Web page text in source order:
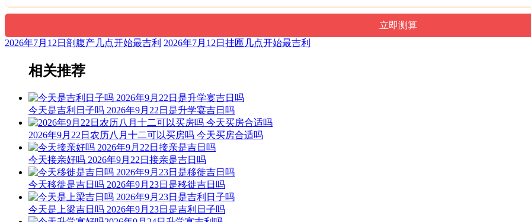
2026年7月12日剖腹产几点开始最吉利 2026年7月12日挂匾几点开始最吉利
相关推荐
今天是吉利日子吗 2026年9月22日是升学宴吉日吗
2026年9月22日农历八月十二可以买房吗 今天买房合适吗
今天接亲好吗 2026年9月22日接亲是吉日吗
今天移徙是吉日吗 2026年9月23日是移徙吉日吗
今天是上梁吉日吗 2026年9月23日是吉利日子吗